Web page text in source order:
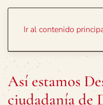
Ir al contenido
Así estamos
ciudadanía de